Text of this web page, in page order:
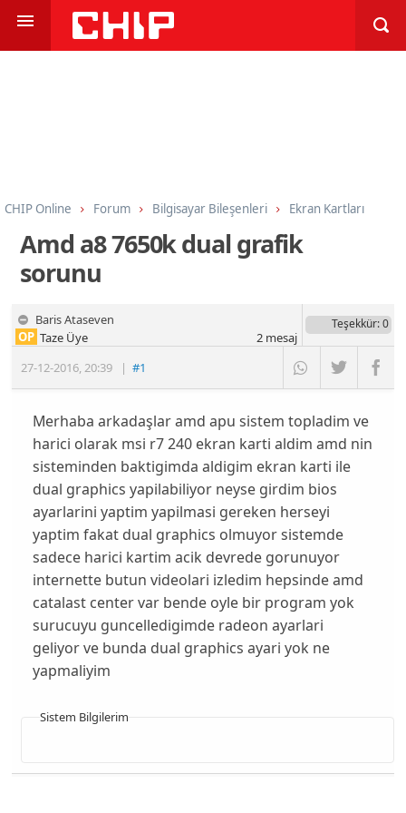
CHIP Online Forum Bilgisayar Bileşenleri Ekran Kartları
Amd a8 7650k dual grafik
sorunu
Baris Ataseven
27-12-2016,20:39 |#1
OP Taze Üye
Teşekkür: 0
2mesaj
Merhaba arkadaşlar amd apu sistem topladim ve
harici olarak msi r7 240 ekran karti aldim amd nin
sisteminden baktigimda aldigim ekran karti ile
dual graphics yapilabiliyor neyse girdim bios
ayarlarini yaptim yapilmasi gereken herseyi
yaptim fakat dual graphics olmuyor sistemde
sadece harici kartim acik devrede gorunuyor
internette butun videolari izledim hepsinde amd
catalast center var bende oyle bir program yok
surucuyu guncelledigimde radeon ayarlari
geliyor ve bunda dual graphics ayari yok ne
yapmaliyim
Sistem Bilgilerim